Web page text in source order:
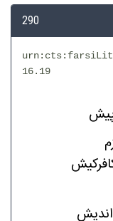
290
16.19
اندیش